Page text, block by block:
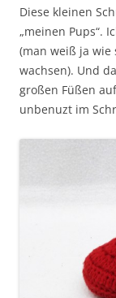
Diese kleinen
„meinen Pups“.
(man weiß ja wie
wachsen). Und
großen Füßen
unbenuzt im